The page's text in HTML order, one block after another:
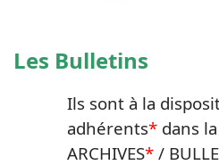
Les Bulletins
Ils sont à la
adhérents* dans
ARCHIVES* /